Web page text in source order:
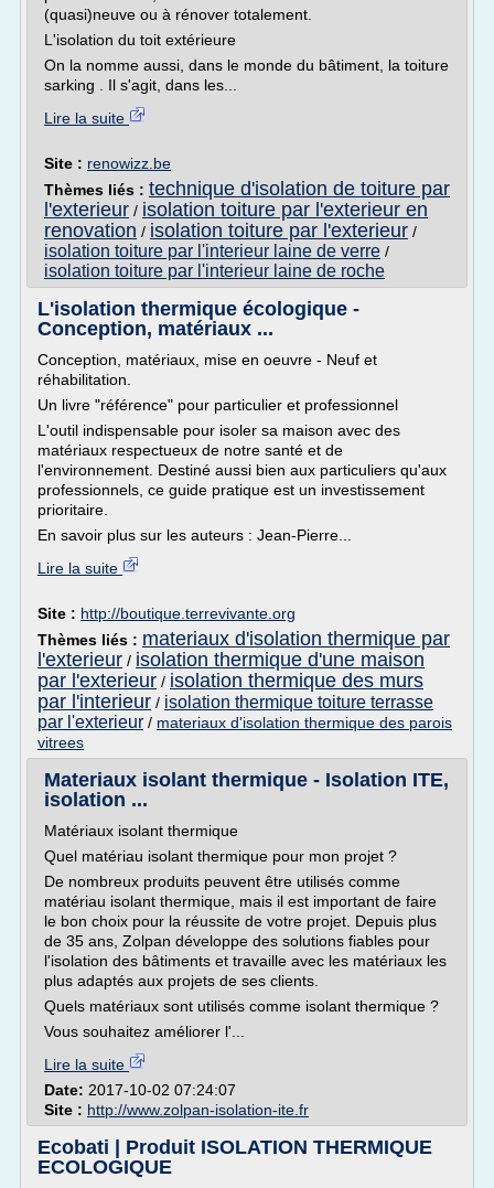
(quasi)neuve ou à rénover totalement.
L'isolation du toit extérieure
On la nomme aussi, dans le monde du bâtiment, la toiture
sarking . Il s'agit, dans les...
Lire la suite
Site : renowizz.be
Thèmes liés : technique d'isolation de toiture par
l'exterieur / isolation toiture par l'exterieur en
renovation / isolation toiture par l'exterieur /
isolation toiture par l'interieur laine de verre /
isolation toiture par l'interieur laine de roche
L'isolation thermique écologique -
Conception, matériaux ...
Conception, matériaux, mise en oeuvre - Neuf et
réhabilitation.
Un livre "référence" pour particulier et professionnel
L'outil indispensable pour isoler sa maison avec des
matériaux respectueux de notre santé et de
l'environnement. Destiné aussi bien aux particuliers qu'aux
professionnels, ce guide pratique est un investissement
prioritaire.
En savoir plus sur les auteurs : Jean-Pierre...
Lire la suite
Site : http://boutique.terrevivante.org
Thèmes liés : materiaux d'isolation thermique par
l'exterieur / isolation thermique d'une maison
par l'exterieur / isolation thermique des murs
par l'interieur / isolation thermique toiture terrasse
par l'exterieur / materiaux d'isolation thermique des parois
vitrees
Materiaux isolant thermique - Isolation ITE,
isolation ...
Matériaux isolant thermique
Quel matériau isolant thermique pour mon projet ?
De nombreux produits peuvent être utilisés comme
matériau isolant thermique, mais il est important de faire
le bon choix pour la réussite de votre projet. Depuis plus
de 35 ans, Zolpan développe des solutions fiables pour
l'isolation des bâtiments et travaille avec les matériaux les
plus adaptés aux projets de ses clients.
Quels matériaux sont utilisés comme isolant thermique ?
Vous souhaitez améliorer l'...
Lire la suite
Date: 2017-10-02 07:24:07
Site : http://www.zolpan-isolation-ite.fr
Ecobati | Produit ISOLATION THERMIQUE
ECOLOGIQUE